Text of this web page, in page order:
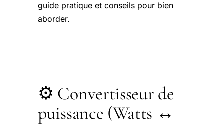
guide pratique et conseils pour bien
aborder.
⚙️ Convertisseur de
puissance (Watts ↔